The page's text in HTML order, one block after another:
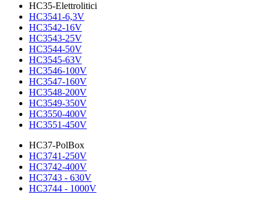
HC35-Elettrolitici
HC3541-6,3V
HC3542-16V
HC3543-25V
HC3544-50V
HC3545-63V
HC3546-100V
HC3547-160V
HC3548-200V
HC3549-350V
HC3550-400V
HC3551-450V
HC37-PolBox
HC3741-250V
HC3742-400V
HC3743 - 630V
HC3744 - 1000V